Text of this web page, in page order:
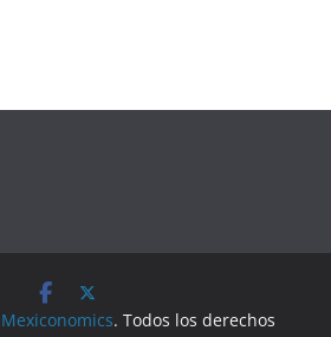
Mexiconomics. Todos los derechos